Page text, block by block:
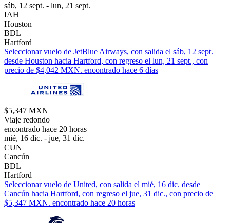
sáb, 12 sept. - lun, 21 sept.
IAH
Houston
BDL
Hartford
Seleccionar vuelo de JetBlue Airways, con salida el sáb, 12 sept.
desde Houston hacia Hartford, con regreso el lun, 21 sept., con
precio de $4,042 MXN. encontrado hace 6 días
$5,347 MXN
Viaje redondo
encontrado hace 20 horas
mié, 16 dic. - jue, 31 dic.
CUN
Cancún
BDL
Hartford
Seleccionar vuelo de United, con salida el mié, 16 dic. desde
Cancún hacia Hartford, con regreso el jue, 31 dic., con precio de
$5,347 MXN. encontrado hace 20 horas